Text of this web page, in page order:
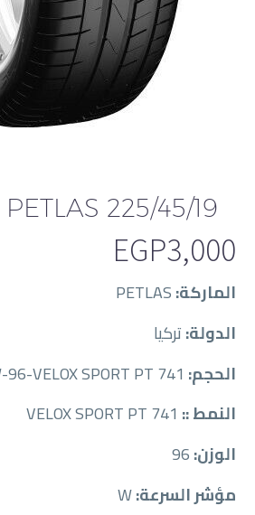
PETLAS 225/45/19
EGP3,000
الماركة:
الدولة:تركيا
الحجم:
النمط ::
الوزن:
مؤشر السرعة: